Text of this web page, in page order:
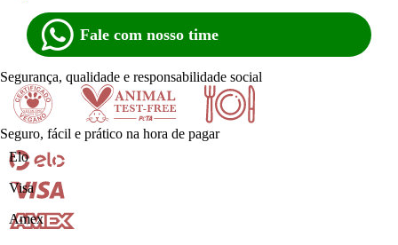
Fale com nosso time
Segurança, qualidade e responsabilidade social
Seguro, fácil e prático na hora de pagar
Elo
Visa
Amex